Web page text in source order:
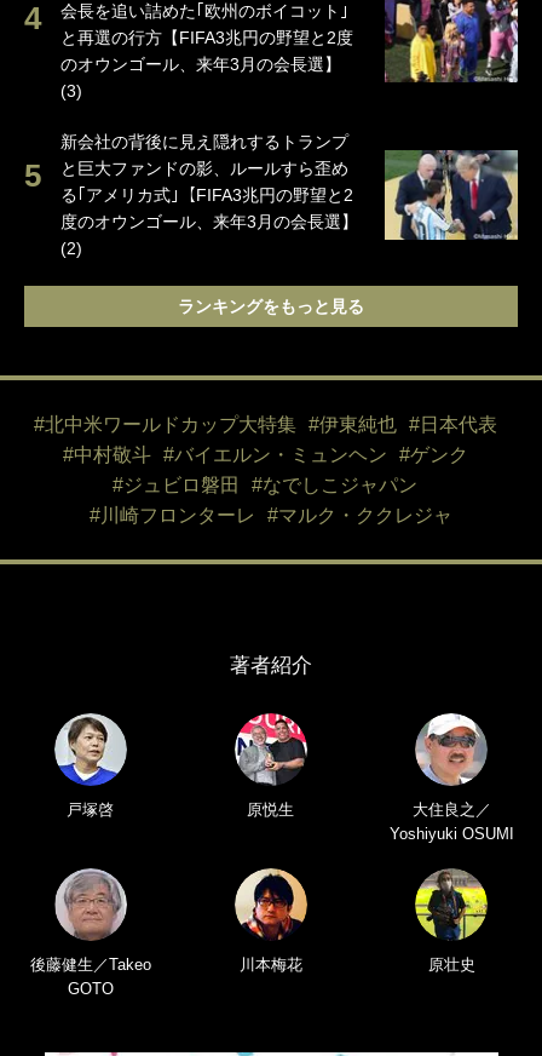
会長を追い詰めた｢欧州のボイコット｣
と再選の行方【FIFA3兆円の野望と2度
のオウンゴール、来年3月の会長選】
(3)
新会社の背後に見え隠れするトランプ
と巨大ファンドの影、ルールすら歪め
る｢アメリカ式｣【FIFA3兆円の野望と2
度のオウンゴール、来年3月の会長選】
(2)
ランキングをもっと見る
#北中米ワールドカップ大特集 #伊東純也
#日本代表
#中村敬斗
#バイエルン・ミュンヘン
#ゲンク
#ジュビロ磐田
#なでしこジャパン
#川崎フロンターレ
#マルク・ククレジャ
著者紹介
戸塚啓 原悦生
大住良之／
Yoshiyuki OSUMI
後藤健生／Takeo
GOTO
川本梅花 原壮史